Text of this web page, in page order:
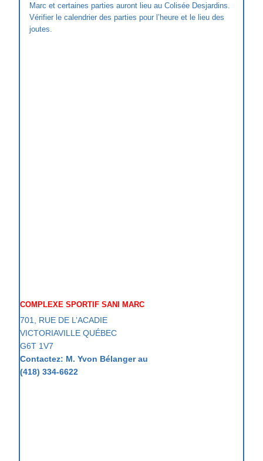
Marc et certaines parties auront lieu au Colisée Desjardins.
Vérifier le calendrier des parties pour l’heure et le lieu des
joutes.
COMPLEXE SPORTIF SANI MARC
701, RUE DE L’ACADIE
VICTORIAVILLE QUÉBEC
G6T 1V7
Contactez: M. Yvon Bélanger au
(418) 334-6622